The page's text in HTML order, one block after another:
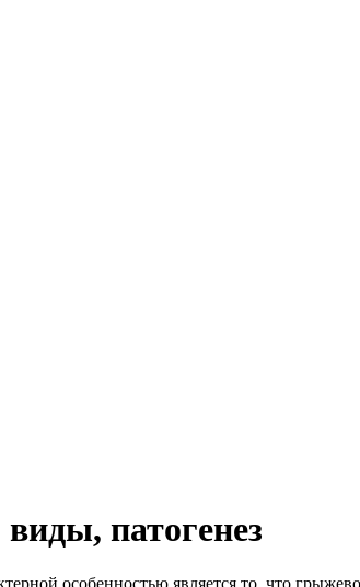
патогенез
особенностью является то, что